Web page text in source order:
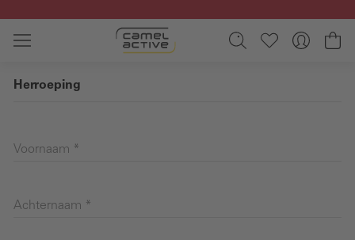
Ga naar de hoofdinhoud
Herroeping
Voornaam *
Achternaam *